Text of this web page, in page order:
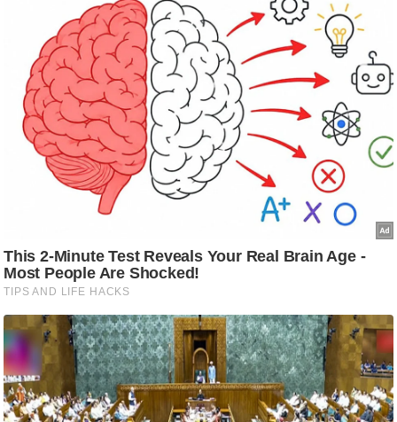
प्र
भु
म
हि
स्थ
ल
व्र
त
त्यो
हा
र